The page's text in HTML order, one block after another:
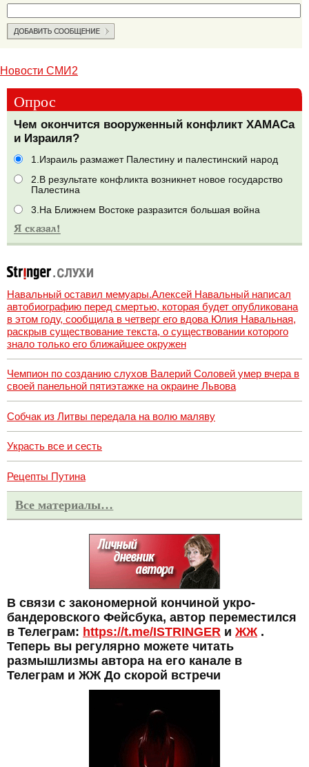
Новости СМИ2
Опрос
Чем окончится вооруженный конфликт ХАМАСа
и Израиля?
1.Израиль размажет Палестину и палестинский народ
2.В результате конфликта возникнет новое государство
Палестина
3.На Ближнем Востоке разразится большая война
Навальный оставил мемуары.Алексей Навальный написал
автобиографию перед смертью, которая будет опубликована
в этом году, сообщила в четверг его вдова Юлия Навальная,
раскрыв существование текста, о существовании которого
знало только его ближайшее окружен
Чемпион по созданию слухов Валерий Соловей умер вчера в
своей панельной пятиэтажке на окраине Львова
Собчак из Литвы передала на волю маляву
Украсть все и сесть
Рецепты Путина
Все материалы…
В связи с закономерной кончиной укро-
бандеровского Фейсбука, автор переместился
в Телеграм: https://t.me/ISTRINGER и ЖЖ.
Теперь вы регулярно можете читать
размышлизмы автора на его канале в
Телеграм и ЖЖ До скорой встречи